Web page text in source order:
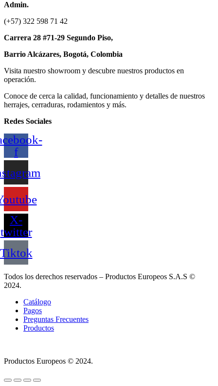
Admin.
(+57) 322 598 71 42
Carrera 28 #71-29 Segundo Piso,
Barrio Alcázares, Bogotá, Colombia
Visita nuestro showroom y descubre nuestros productos en
operación.
Conoce de cerca la calidad, funcionamiento y detalles de nuestros
herrajes, cerraduras, rodamientos y más.
Redes Sociales
f
X-
twitter
Tiktok
Todos los derechos reservados – Productos Europeos S.A.S ©
2024.
Catálogo
Pagos
Preguntas Frecuentes
Productos
Productos Europeos © 2024.